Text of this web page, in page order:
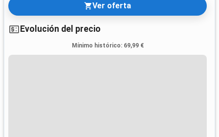
Ver oferta
Evolución del precio
Mínimo histórico: 69,99 €